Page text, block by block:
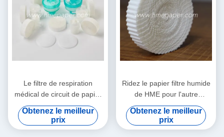
Le filtre de respiration
médical de circuit de papier
filtre de HMEF HME a ridé le
papier filtre
Obtenez le meilleur
prix
Ridez le papier filtre humide
de HME pour l'autre
Comsumables médical
Obtenez le meilleur
prix